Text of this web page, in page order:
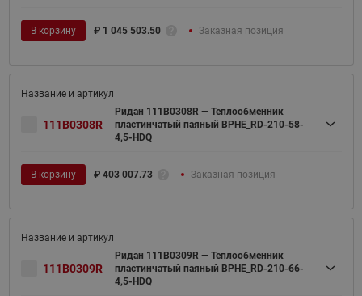
В корзину ₽ 1 045 503.50 Заказная позиция
111B0308R
Ридан 111B0308R — Теплообменник
пластинчатый паяный BPHE_RD-210-58-
4,5-HDQ
В корзину ₽ 403 007.73 Заказная позиция
111B0309R
Ридан 111B0309R — Теплообменник
пластинчатый паяный BPHE_RD-210-66-
4,5-HDQ